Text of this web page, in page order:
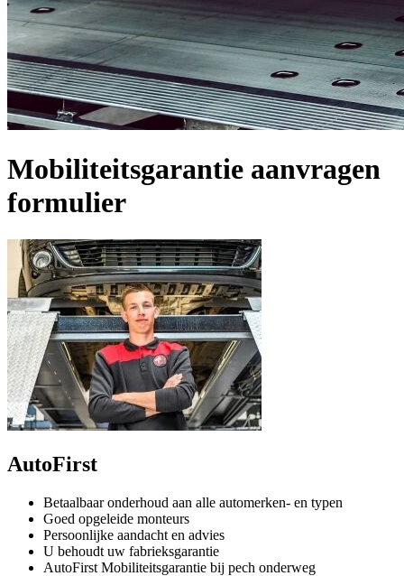
Mobiliteitsgarantie aanvragen
formulier
AutoFirst
Betaalbaar onderhoud aan alle automerken- en typen
Goed opgeleide monteurs
Persoonlijke aandacht en advies
U behoudt uw fabrieksgarantie
AutoFirst Mobiliteitsgarantie bij pech onderweg